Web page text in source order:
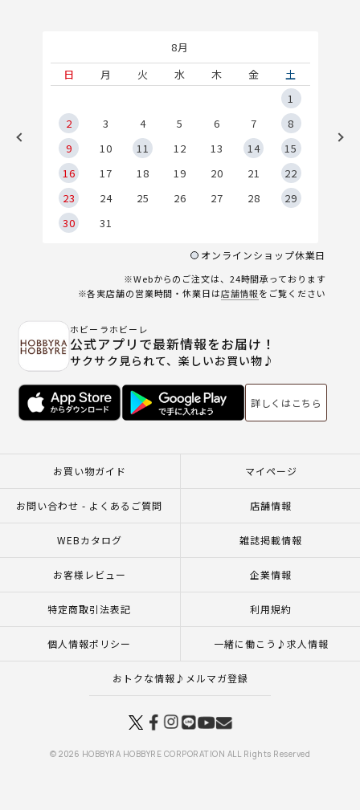
8月
日
月 火 水 木 金
土
1
2
3 4 5 6 7
8
9
10 11 12 13 14
15
16
17 18 19 20 21
22
23
24 25 26 27 28
29
30
31
オンラインショップ休業日
※Webからのご注文は、24時間承っております
※各実店舗の営業時間・休業日は店舗情報をご覧ください
ホビーラホビーレ
公式アプリで最新情報をお届け！
サクサク見られて、楽しいお買い物♪
詳しくはこちら
お買い物ガイド マイページ
お問い合わせ - よくあるご質問 店舗情報
WEBカタログ 雑誌掲載情報
お客様レビュー 企業情報
特定商取引法表記 利用規約
個人情報ポリシー 一緒に働こう♪求人情報
おトクな情報♪メルマガ登録
© 2026 HOBBYRA HOBBYRE CORPORATION ALL Rights Reserved